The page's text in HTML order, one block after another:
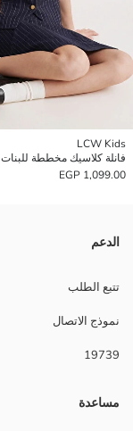
LCW Kids
فانلة كلاسيك مخططة للبنات
1,099.00 EGP
الدعم
تتبع الطلب
نموذج الاتصال
19739
مساعدة